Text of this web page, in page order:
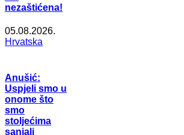
nezaštićena!
05.08.2026.
Hrvatska
Anušić:
Uspjeli smo u
onome što
smo
stoljećima
sanjali